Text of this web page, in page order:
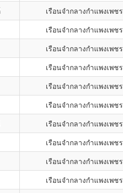
เรือนจำกลางกำแพงเพชร
เรือนจำกลางกำแพงเพชร
เรือนจำกลางกำแพงเพชร
เรือนจำกลางกำแพงเพชร
เรือนจำกลางกำแพงเพชร
เรือนจำกลางกำแพงเพชร
เรือนจำกลางกำแพงเพชร
เรือนจำกลางกำแพงเพชร
เรือนจำกลางกำแพงเพชร
เรือนจำกลางกำแพงเพชร